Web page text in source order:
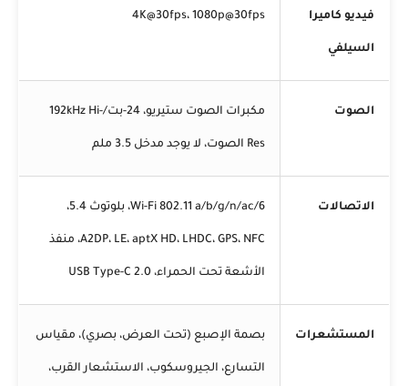
فيديو كاميرا
السيلفي
4K@30fps، 1080p@30fps
الصوت مكبرات الصوت ستيريو، 24-بت/192kHz Hi-
Res الصوت، لا يوجد مدخل 3.5 ملم
الاتصالات Wi-Fi 802.11 a/b/g/n/ac/6، بلوتوث 5.4،
A2DP، LE، aptX HD، LHDC، GPS، NFC، منفذ
الأشعة تحت الحمراء، USB Type-C 2.0
المستشعرات بصمة الإصبع (تحت العرض، بصري)، مقياس
التسارع، الجيروسكوب، الاستشعار القرب،